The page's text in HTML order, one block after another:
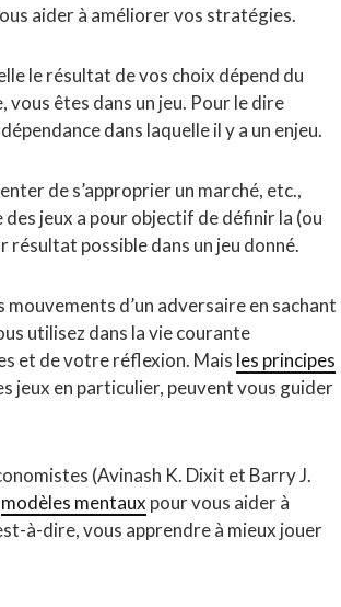
aider à améliorer vos stratégies.
le résultat de vos choix dépend du
vous êtes dans un jeu. Pour le dire
dans laquelle il y a un enjeu.
de s’approprier un marché, etc.,
jeux a pour objectif de définir la (ou
possible dans un jeu donné.
mouvements d’un adversaire en sachant
utilisez dans la vie courante
et de votre réflexion. Mais les principes
jeux en particulier, peuvent vous guider
(Avinash K. Dixit et Barry J.
modèles mentaux pour vous aider à
à-dire, vous apprendre à mieux jouer